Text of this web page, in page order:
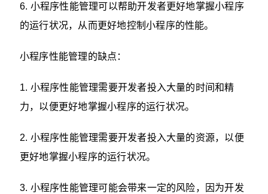
6. 小程序性能管理可以帮助开发者更好地掌握小程序
的运行状况，从而更好地控制小程序的性能。
小程序性能管理的缺点：
1. 小程序性能管理需要开发者投入大量的时间和精
力，以便更好地掌握小程序的运行状况。
2. 小程序性能管理需要开发者投入大量的资源，以便
更好地掌握小程序的运行状况。
3. 小程序性能管理可能会带来一定的风险，因为开发